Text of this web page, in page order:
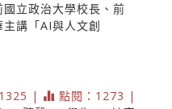
立政治大學校長、前
講「AI與人文創
|
點閱：1273 |